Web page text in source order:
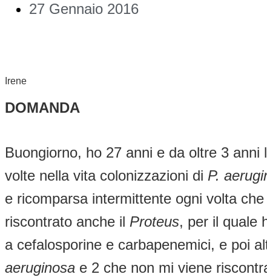
27 Gennaio 2016
Irene
DOMANDA
Buongiorno, ho 27 anni e da oltre 3
volte nella vita colonizzazioni di P.
e ricomparsa intermittente ogni volta
riscontrato anche il Proteus, per il quale
a cefalosporine e carbapenemici, e poi
aeruginosa e 2 che non mi viene